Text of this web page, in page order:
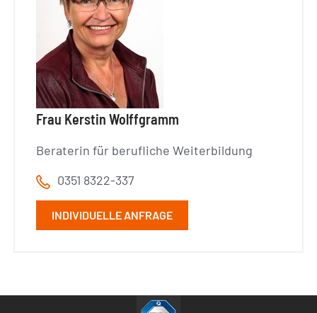
Frau Kerstin Wolffgramm
Beraterin für berufliche Weiterbildung
0351 8322-337
INDIVIDUELLE ANFRAGE